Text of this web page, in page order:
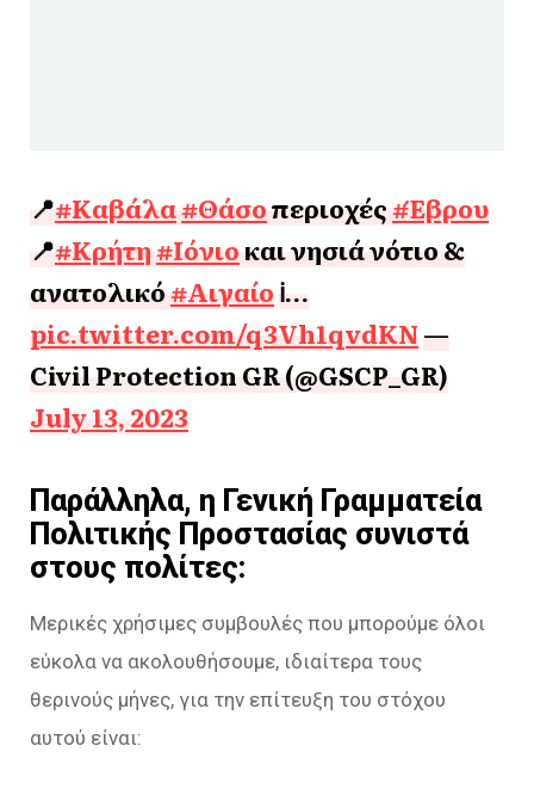
📍#Καβάλα#Θάσοπεριοχές#Έβρου
📍#Κρήτη#Ιόνιοκαι νησιά νότιο &
ανατολικό#Αιγαίοℹ️…
pic.twitter.com/q3Vh1qvdKN—
Civil Protection GR (@GSCP_GR)
July 13, 2023
Παράλληλα, η Γενική Γραμματεία
Πολιτικής Προστασίας συνιστά
στους πολίτες:
Μερικές χρήσιμες συμβουλές που μπορούμε όλοι
εύκολα να ακολουθήσουμε, ιδιαίτερα τους
θερινούς μήνες, για την επίτευξη του στόχου
αυτού είναι: